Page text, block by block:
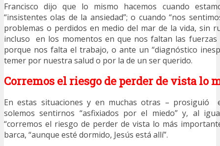
Francisco dijo que lo mismo hacemos cuando
“insistentes olas de la ansiedad”; o cuando “nos
problemas o perdidos en medio del mar de la vida, sin
incluso en los momentos en que nos faltan las fuerzas
porque nos falta el trabajo, o ante un “diagnóstico
temer por nuestra salud o por la de un ser querido.
Corremos el riesgo de perder de vista lo
En estas situaciones y en muchas otras – prosiguió
solemos sentirnos “asfixiados por el miedo” y, al
“corremos el riesgo de perder de vista lo más
barca, “aunque esté dormido, Jesús está allí”.